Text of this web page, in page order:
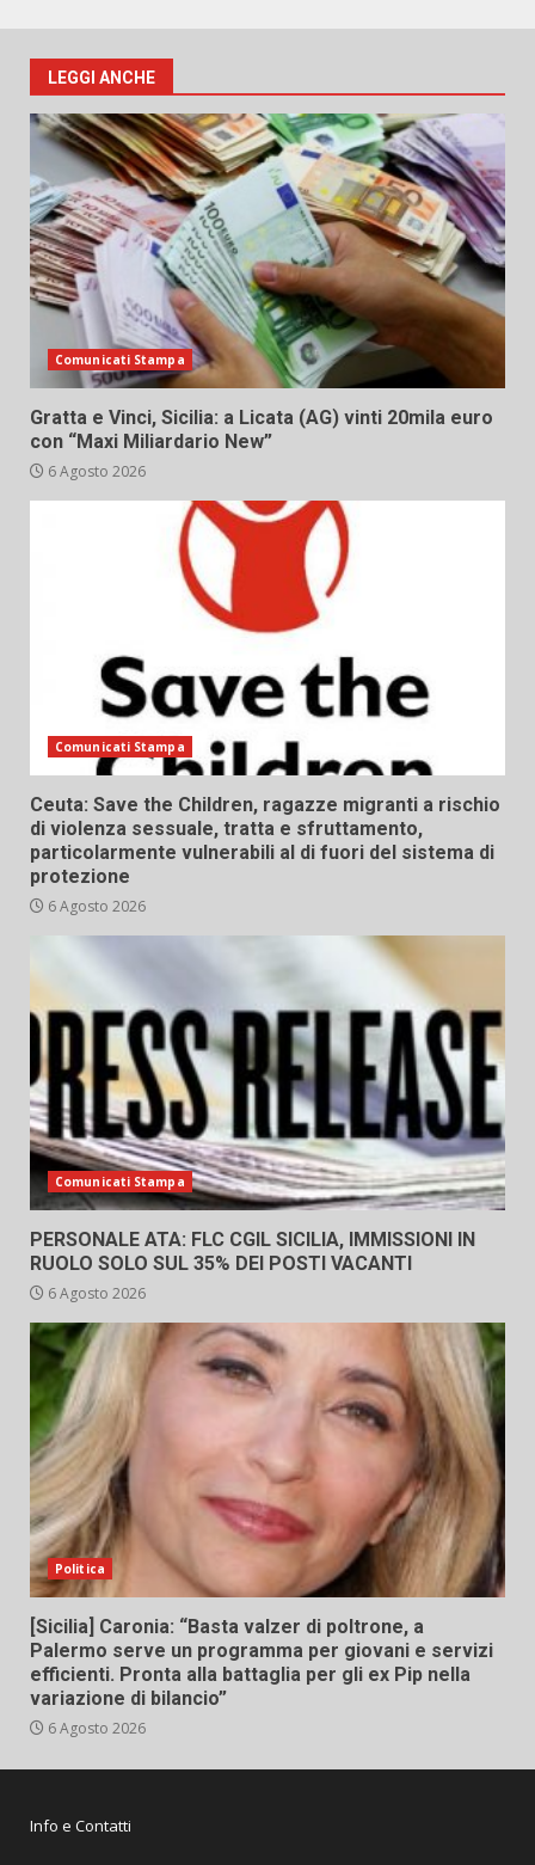
LEGGI ANCHE
Comunicati Stampa
Gratta e Vinci, Sicilia: a Licata (AG) vinti 20mila euro
con “Maxi Miliardario New”
6 Agosto 2026
Comunicati Stampa
Ceuta: Save the Children, ragazze migranti a rischio
di violenza sessuale, tratta e sfruttamento,
particolarmente vulnerabili al di fuori del sistema di
protezione
6 Agosto 2026
Comunicati Stampa
PERSONALE ATA: FLC CGIL SICILIA, IMMISSIONI IN
RUOLO SOLO SUL 35% DEI POSTI VACANTI
6 Agosto 2026
Politica
[Sicilia] Caronia: “Basta valzer di poltrone, a
Palermo serve un programma per giovani e servizi
efficienti. Pronta alla battaglia per gli ex Pip nella
variazione di bilancio”
6 Agosto 2026
Info e Contatti